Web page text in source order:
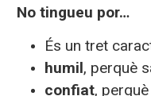
No tingueu por…
És un tret
humil, perquè
confiat,